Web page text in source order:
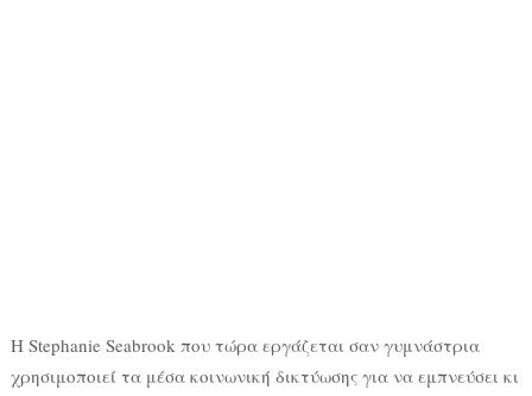
Η Stephanie Seabrook που τώρα εργάζεται σαν γυμνάστρια
χρησιμοποιεί τα μέσα κοινωνική δικτύωσης για να εμπνεύσει κι